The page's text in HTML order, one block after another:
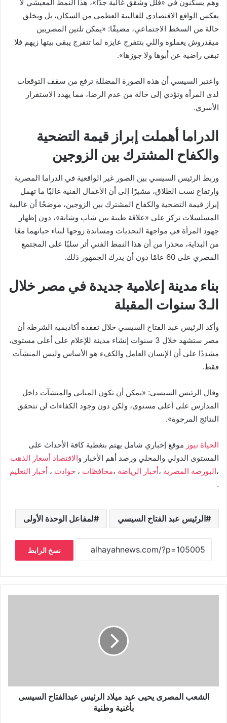
وهم يسكنون في «فلل وشقق غالية جدًا»، هذا النمط المعيشي لا
يعكس الواقع الاقتصادي للغالبية العظمى من السكان، بل ويخلق
حالة من السخط الاجتماعي، مضيفًا: «يمكن تلتين المصريين
ميقدروش يعملوه واللي بتتفرج عايزه لما تتفرج يبقى بيتها زيهم فلا
تبقى راضية عن أبوها ولا جوزها».
واعتبر السيسي أن هذه الصورة المضللة ترفع من سقف التوقعات
لدى المرأة وتؤدي إلى حالة من عدم الرضا، مما يهدد الاستقرار
الأسري.
الدراما أهملت إبراز قيمة التضحية
والكفاح المشترك بين الزوجين
وربط الرئيس السيسي بين الصور غير الواقعية في الدراما المصرية
وارتفاع نسب الطلاق، مشيرًا إلى أن الأعمال الفنية غالبًا ما تهمل
إبراز قيمة التضحية والكفاح المشترك بين الزوجين، موضحًا أن غالبية
المسلسلات تركز على «علاقة طيبة بين شاب وشابة»، دون إظهار
جهود المرأة في مواجهة التحديات ومساندة زوجها لبناء حياتهما معًا
من البداية، محذرا من أن هذا النمط الفني أثر سلبًا على المجتمع
المصري على 60 عامًا دون أن يدرك الجمهور ذلك.
بناء مدينة إعلامية جديدة في مصر خلال
الـ3 سنوات المقبلة
وأكد الرئيس عبد الفتاح السيسي خلال تفقده أكاديمية الشرطة أن
مصر ستشهد خلال 3 سنوات إنشاء مدينة للإعلام على أعلى مستوى،
مشددًا على أن الإنسان العامل والكفء هو الأساس وليس المنشآت
فقط.
وقال الرئيس السيسي: «يمكن أن تكون المباني والمنشآت داخل
المدارس على أعلى مستوى، ولكن دون وجود الكفاءات لن تتحقق
النتائج المرجوة».
الحياة نيوز موقع إخباري شامل يهتم بتغطية كافة الأحداث على
المستوى الدولي والمحلي ورصد أهم الأخبار والاقتصاد أسعار الذهب
،البورصة المصرية ،أخبار الرياضة ،محافظات ، حوادث ، أخبار التعليم
.
الرئيس عبد الفتاح السيسي لمفاعل الوحدة الأولى
نسخ الرابط
الشعب المصرى يحيى عيد ميلاد الرئيس عبدالفتاح السيسى
بأغنية وطنية